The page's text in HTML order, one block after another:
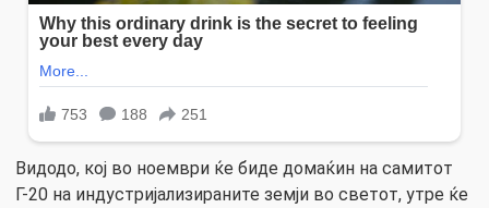
Видодо, кој во ноември ќе биде домаќин на самитот
Г-20 на индустријализираните земји во светот, утре ќе